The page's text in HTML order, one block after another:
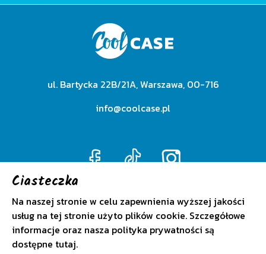
ul. Bartycka 22B/21A, Warszawa, 00-716
info@coolcase.pl
Polityka prywatności
Ciasteczka
Na naszej stronie w celu zapewnienia wyższej jakości
usług na tej stronie użyto plików cookie. Szczegółowe
informacje oraz nasza polityka prywatności są
dostępne tutaj.